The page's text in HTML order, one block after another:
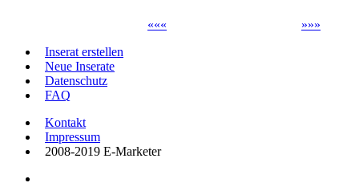
»»»
«««
Inserat erstellen
Neue Inserate
Datenschutz
FAQ
Kontakt
Impressum
2008-2019 E-Marketer